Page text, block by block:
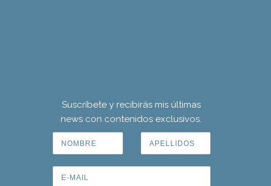
Suscríbete y recibirás mis últimas
news con contenidos exclusivos.